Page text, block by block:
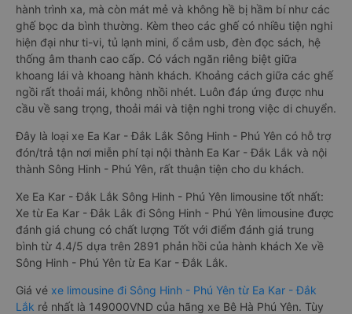
hành trình xa, mà còn mát mẻ và không hề bị hầm bí như các
ghế bọc da bình thường. Kèm theo các ghế có nhiều tiện nghi
hiện đại như ti-vi, tủ lạnh mini, ổ cắm usb, đèn đọc sách, hệ
thống âm thanh cao cấp. Có vách ngăn riêng biệt giữa
khoang lái và khoang hành khách. Khoảng cách giữa các ghế
ngồi rất thoải mái, không nhồi nhét. Luôn đáp ứng được nhu
cầu về sang trọng, thoải mái và tiện nghi trong việc di chuyển.
Đây là loại xe Ea Kar - Đắk Lắk Sông Hinh - Phú Yên có hỗ trợ
đón/trả tận nơi miễn phí tại nội thành Ea Kar - Đắk Lắk và nội
thành Sông Hinh - Phú Yên, rất thuận tiện cho du khách.
Xe Ea Kar - Đắk Lắk Sông Hinh - Phú Yên limousine tốt nhất:
Xe từ Ea Kar - Đắk Lắk đi Sông Hinh - Phú Yên limousine được
đánh giá chung có chất lượng Tốt với điểm đánh giá trung
bình từ 4.4/5 dựa trên 2891 phản hồi của hành khách Xe về
Sông Hinh - Phú Yên từ Ea Kar - Đắk Lắk.
Giá vé xe limousine đi Sông Hinh - Phú Yên từ Ea Kar - Đắk
Lắk rẻ nhất là 149000VND của hãng xe Bê Hà Phú Yên. Tùy